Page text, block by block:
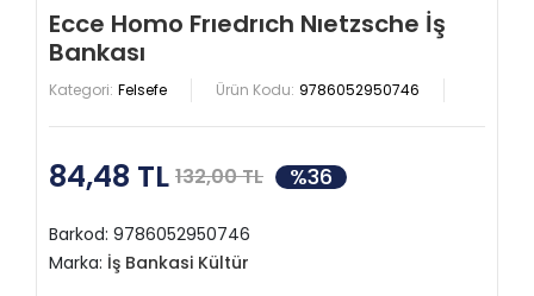
Ecce Homo Frıedrıch Nıetzsche İş
Bankası
Kategori: Felsefe Ürün Kodu: 9786052950746
84,48 TL 132,00 TL %36
Barkod: 9786052950746
Marka: İş Bankasi Kültür